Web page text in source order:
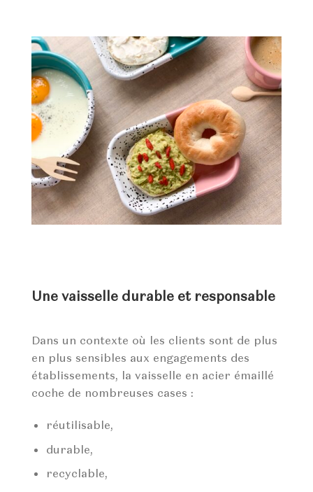
Une vaisselle durable et responsable
Dans un contexte où les clients sont de plus
en plus sensibles aux engagements des
établissements, la vaisselle en acier émaillé
coche de nombreuses cases :
réutilisable,
durable,
recyclable,